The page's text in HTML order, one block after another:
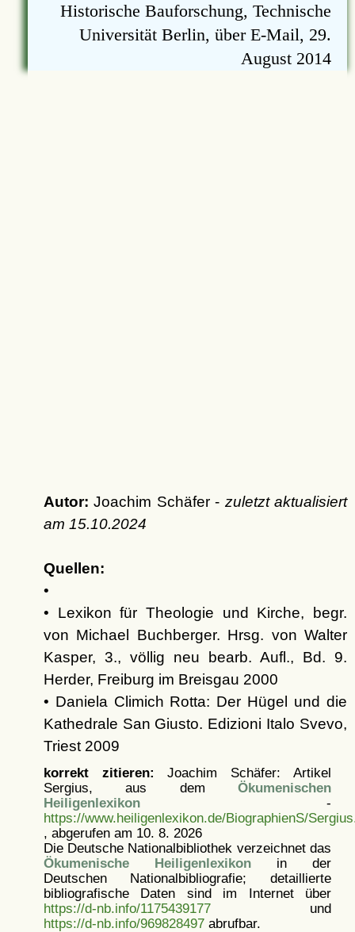
Historische Bauforschung, Technische
Universität Berlin, über E-Mail, 29.
August 2014
Autor: Joachim Schäfer - zuletzt aktualisiert
am 15.10.2024
Quellen:
•
• Lexikon für Theologie und Kirche, begr.
von Michael Buchberger. Hrsg. von Walter
Kasper, 3., völlig neu bearb. Aufl., Bd. 9.
Herder, Freiburg im Breisgau 2000
• Daniela Climich Rotta: Der Hügel und die
Kathedrale San Giusto. Edizioni Italo Svevo,
Triest 2009
korrekt zitieren: Joachim Schäfer: Artikel
Sergius, aus dem Ökumenischen
Heiligenlexikon-
https://www.heiligenlexikon.de/BiographienS/
, abgerufen am 10. 8. 2026
Die Deutsche Nationalbibliothek verzeichnet das
Ökumenische Heiligenlexikonin der
Deutschen Nationalbibliografie; detaillierte
bibliografische Daten sind im Internet über
https://d-nb.info/1175439177und
https://d-nb.info/969828497abrufbar.